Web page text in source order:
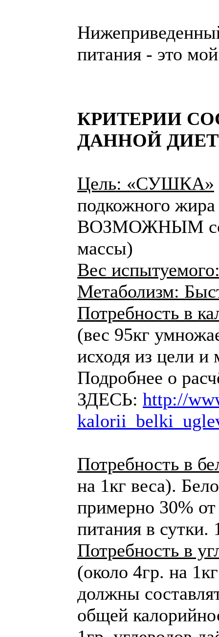
питания - это
КРИТЕРИИ
ДАННОЙ
Цель: «СУШКА»
подкожного
ВОЗМОЖНЫМ
массы)
Вес
Метаболизм:
Потребность в
(вес 95кг
исходя из цели и
Подробнее о
ЗДЕСЬ: http://
Потребность в
на 1кг веса).
примерно 30%
питания в сутки.
Потребность в
(около 4гр. на
должны
общей